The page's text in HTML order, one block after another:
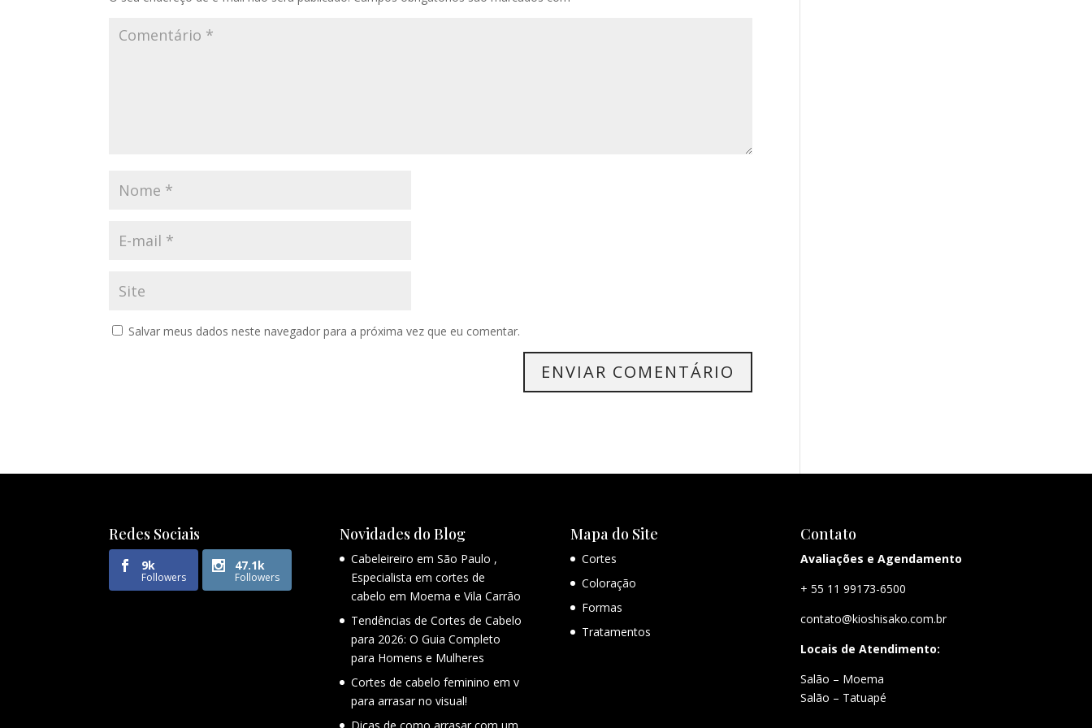
Salvar meus dados neste navegador para a próxima vez que eu comentar.
Redes Sociais
9k
Followers
47.1k
Followers
Novidades do Blog
Cabeleireiro em São Paulo ,
Especialista em cortes de
cabelo em Moema e Vila Carrão
Tendências de Cortes de Cabelo
para 2026: O Guia Completo
para Homens e Mulheres
Cortes de cabelo feminino em v
para arrasar no visual!
Dicas de como arrasar com um
Mapa do Site
Cortes
Coloração
Formas
Tratamentos
Contato
Avaliações e Agendamento
+ 55 11 99173-6500
contato@kioshisako.com.br
Locais de Atendimento:
Salão – Moema
Salão – Tatuapé